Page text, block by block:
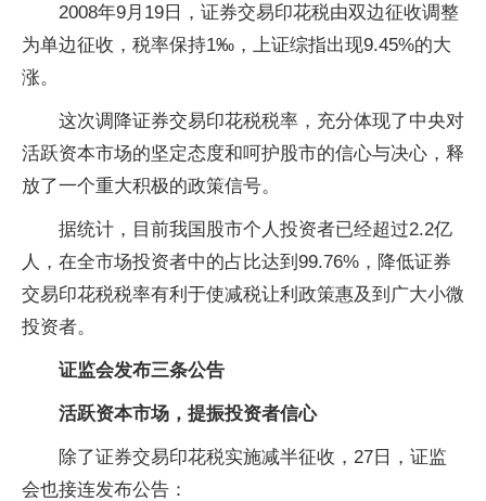
2008年9月19日，证券交易印花税由双边征收调整
为单边征收，税率保持1‰，上证综指出现9.45%的大
涨。
这次调降证券交易印花税税率，充分体现了中央对
活跃资本市场的坚定态度和呵护股市的信心与决心，释
放了一个重大积极的政策信号。
据统计，目前我国股市个人投资者已经超过2.2亿
人，在全市场投资者中的占比达到99.76%，降低证券
交易印花税税率有利于使减税让利政策惠及到广大小微
投资者。
证监会发布三条公告
活跃资本市场，提振投资者信心
除了证券交易印花税实施减半征收，27日，证监
会也接连发布公告：